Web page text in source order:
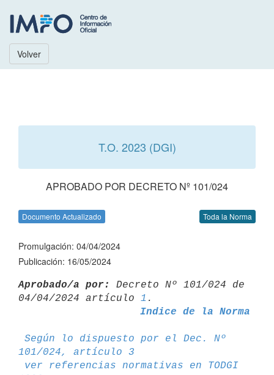
Volver
T.O. 2023 (DGI)
APROBADO POR DECRETO Nº 101/024
Documento Actualizado Toda la Norma
Promulgación: 04/04/2024
Publicación: 16/05/2024
Aprobado/a por:
Decreto Nº 101/024 de
04/04/2024 artículo 1
Indice de la Norma
Según lo dispuesto por el Dec. Nº
101/024, artículo 3
ver referencias normativas en TODGI